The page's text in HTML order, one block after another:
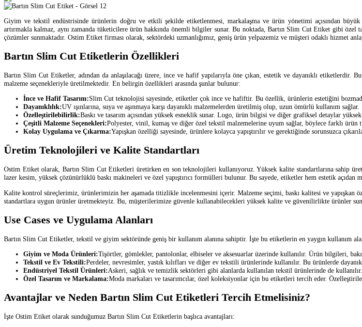
Giyim ve tekstil endüstrisinde ürünlerin doğru ve etkili şekilde etiketlenmesi, markalaşma ve ürün yönetimi açısından
artırmakla kalmaz, aynı zamanda tüketicilere ürün hakkında önemli bilgiler sunar. Bu noktada, Bartın Slim Cut Etiket gibi
çözümler sunmaktadır. Ostim Etiket firması olarak, sektördeki uzmanlığımız, geniş ürün yelpazemiz ve müşteri odaklı hizmet
Bartın Slim Cut Etiketlerin Özellikleri
Bartın Slim Cut Etiketler, adından da anlaşılacağı üzere, ince ve hafif yapılarıyla öne çıkan, estetik ve dayanıklı
malzeme seçenekleriyle üretilmektedir. En belirgin özellikleri arasında şunlar bulunur:
İnce ve Hafif Tasarım:Slim Cut teknolojisi sayesinde, etiketler çok ince ve hafiftir. Bu özellik, ürünlerin estetiğini
Dayanıklılık:UV ışınlarına, suya ve aşınmaya karşı dayanıklı malzemelerden üretilmiş olup, uzun ömürlü kullanım sağlar.
Özelleştirilebilirlik:Baskı ve tasarım açısından yüksek esneklik sunar. Logo, ürün bilgisi ve diğer grafiksel detaylar
Çeşitli Malzeme Seçenekleri:Polyester, vinil, kumaş ve diğer özel tekstil malzemelerine uyum sağlar, böylece farklı ürün
Kolay Uygulama ve Çıkarma:Yapışkan özelliği sayesinde, ürünlere kolayca yapıştırılır ve gerektiğinde sorunsuzca
Üretim Teknolojileri ve Kalite Standartları
Ostim Etiket olarak, Bartın Slim Cut Etiketleri üretirken en son teknolojileri kullanıyoruz. Yüksek kalite standartlarına sahip
lazer kesim, yüksek çözünürlüklü baskı makineleri ve özel yapıştırıcı formülleri bulunur. Bu sayede, etiketler hem estetik açıdan
Kalite kontrol süreçlerimiz, ürünlerimizin her aşamada titizlikle incelenmesini içerir. Malzeme seçimi, baskı kalitesi ve yapışkan
standartlara uygun ürünler üretmekteyiz. Bu, müşterilerimize güvenle kullanabilecekleri yüksek kalite ve güvenilirlikte ürünler
Use Cases ve Uygulama Alanları
Bartın Slim Cut Etiketler, tekstil ve giyim sektöründe geniş bir kullanım alanına sahiptir. İşte bu etiketlerin en yaygın kullanım
Giyim ve Moda Ürünleri:Tişörtler, gömlekler, pantolonlar, elbiseler ve aksesuarlar üzerinde kullanılır. Ürün bilgileri,
Tekstil ve Ev Tekstili:Perdeler, nevresimler, yastık kılıfları ve diğer ev tekstili ürünlerinde kullanılır. Bu ürünlerde
Endüstriyel Tekstil Ürünleri:Askeri, sağlık ve temizlik sektörleri gibi alanlarda kullanılan tekstil ürünlerinde de
Özel Tasarım ve Markalama:Moda markaları ve tasarımcılar, özel koleksiyonlar için bu etiketleri tercih eder.
Avantajlar ve Neden Bartın Slim Cut Etiketleri Tercih Etmelisiniz?
İşte Ostim Etiket olarak sunduğumuz Bartın Slim Cut Etiketlerin başlıca avantajları: